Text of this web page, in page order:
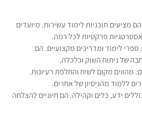
הם מציעים תוכניות לימוד עשירות. מיועדים
פרקטיות לכל רמה.
ספרי לימוד ומדריכים מקצועיים. הם
של ניתוח השוק וכלכלה.
מהווים מקום לשיח והחלפת רעיונות.
ללמוד מהניסיון של אחרים.
ידע, כלים וקהילה. הם חיוניים להצלחה